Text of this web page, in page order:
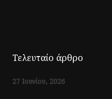
Τελευταίο άρθρο
27 Ιουνίου, 2026